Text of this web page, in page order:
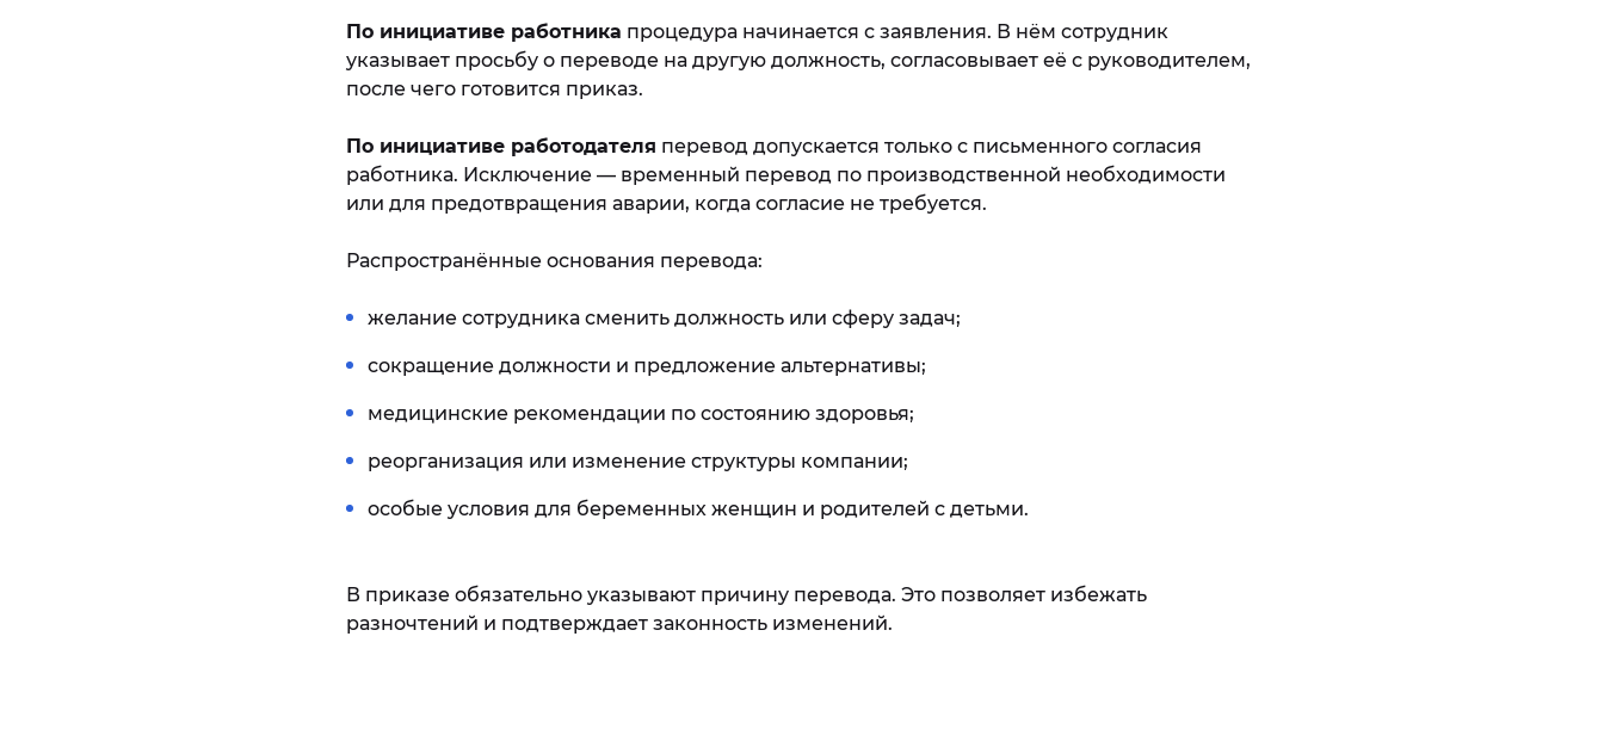
По инициативе работника процедура начинается с заявления. В нём сотрудник
указывает просьбу о переводе на другую должность, согласовывает её с руководителем,
после чего готовится приказ.
По инициативе работодателя перевод допускается только с письменного согласия
работника. Исключение — временный перевод по производственной необходимости
или для предотвращения аварии, когда согласие не требуется.
Распространённые основания перевода:
желание сотрудника сменить должность или сферу задач;
сокращение должности и предложение альтернативы;
медицинские рекомендации по состоянию здоровья;
реорганизация или изменение структуры компании;
особые условия для беременных женщин и родителей с детьми.
В приказе обязательно указывают причину перевода. Это позволяет избежать
разночтений и подтверждает законность изменений.